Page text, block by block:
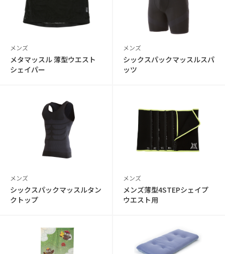
メンズ
メタマッスル 薄型ウエスト
シェイパー
メンズ
シックスパックマッスルスパ
ッツ
メンズ
シックスパックマッスルタン
クトップ
メンズ
メンズ薄型4STEPシェイプ
ウエスト用